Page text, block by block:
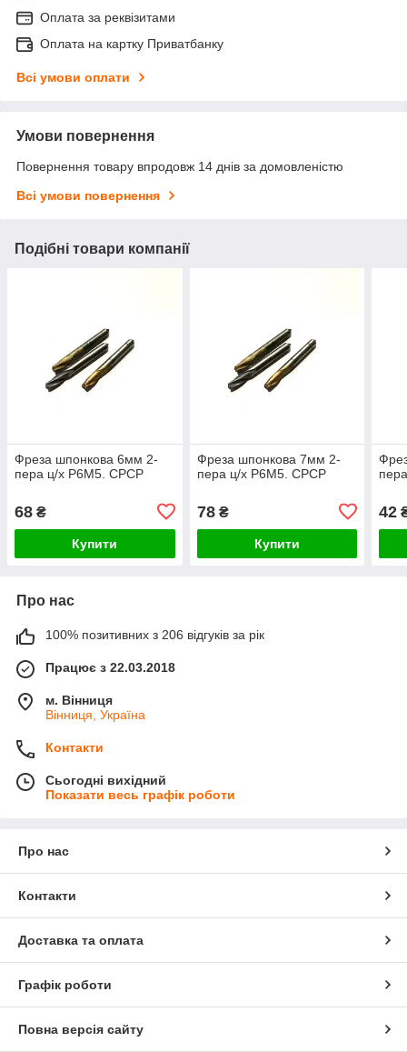
Оплата за реквізитами
Оплата на картку Приватбанку
Всі умови оплати
Умови повернення
Повернення товару впродовж 14 днів за домовленістю
Всі умови повернення
Подібні товари компанії
Фреза шпонкова 6мм 2-
пера ц/х Р6М5. СРСР
68 ₴
Купити
Фреза шпонкова 7мм 2-
пера ц/х Р6М5. СРСР
78₴
Купити
42
Про нас
100% позитивних з 206 відгуків за рік
Працює з 22.03.2018
м. Вінниця
Вінниця, Україна
Контакти
Сьогодні вихідний
Показати весь графік роботи
Про нас
Контакти
Доставка та оплата
Графік роботи
Повна версія сайту